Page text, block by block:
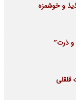
و خوشمزه
و ذرت”
قلقلی